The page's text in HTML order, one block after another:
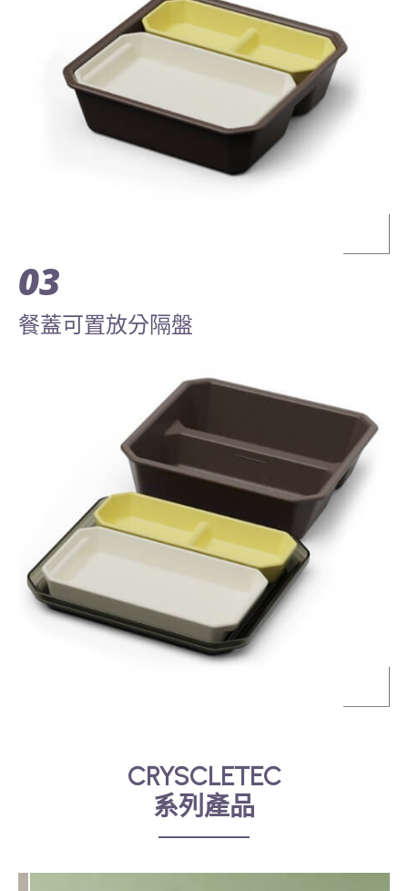
03
餐蓋可置放分隔盤
CRYSCLETEC
系列產品